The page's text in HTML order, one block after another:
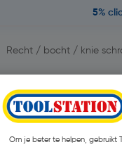
5%
Recht / bocht / knie
3/4"x1000mm
| Stuk
Om je beter te helpen, gebruikt